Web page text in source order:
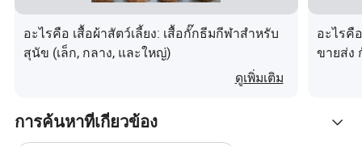
อะไรคือ เสื้อผ้าสัตว์เลี้ยง: เสื้อกั๊กธีมกีฬาสำหรับ
สุนัข (เล็ก, กลาง, และใหญ่)
ดูเพิ่มเติม
อะไรคื
ขายส่ง
การค้นหาที่เกี่ยวข้อง